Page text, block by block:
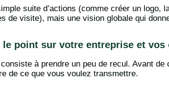
suite d’actions (comme créer un logo,
de visite), mais une vision globale qui
le point sur votre entreprise et
à prendre un peu de recul. Avant
de ce que vous voulez transmettre.